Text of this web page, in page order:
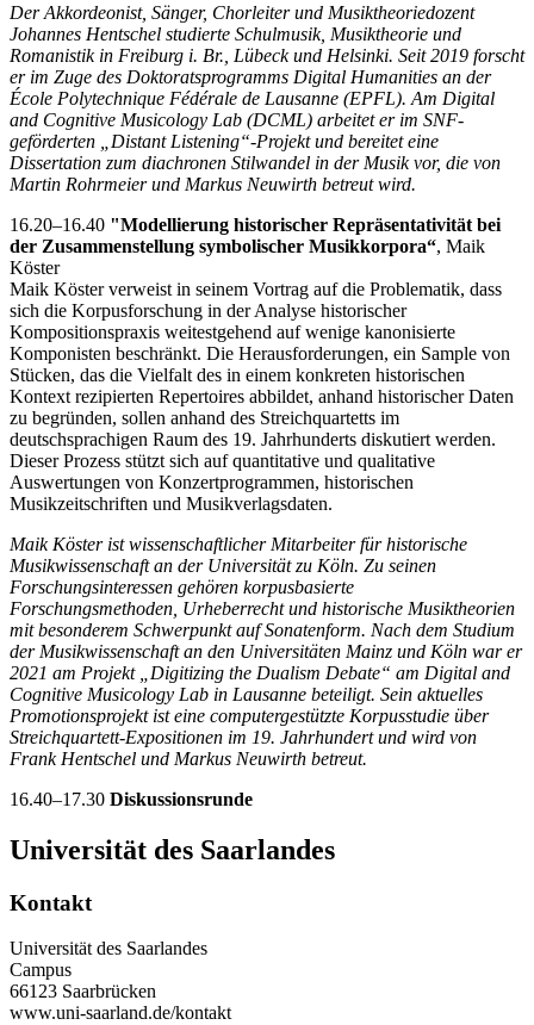
Der Akkordeonist, Sänger, Chorleiter und Musiktheoriedozent
Johannes Hentschel studierte Schulmusik, Musiktheorie und
Romanistik in Freiburg i. Br., Lübeck und Helsinki. Seit 2019 forscht
er im Zuge des Doktoratsprogramms Digital Humanities an der
École Polytechnique Fédérale de Lausanne (EPFL). Am Digital
and Cognitive Musicology Lab (DCML) arbeitet er im SNF-
geförderten „Distant Listening“-Projekt und bereitet eine
Dissertation zum diachronen Stilwandel in der Musik vor, die von
Martin Rohrmeier und Markus Neuwirth betreut wird.
16.20–16.40 "Modellierung historischer Repräsentativität bei
der Zusammenstellung symbolischer Musikkorpora“, Maik
Köster
Maik Köster verweist in seinem Vortrag auf die Problematik, dass
sich die Korpusforschung in der Analyse historischer
Kompositionspraxis weitestgehend auf wenige kanonisierte
Komponisten beschränkt. Die Herausforderungen, ein Sample von
Stücken, das die Vielfalt des in einem konkreten historischen
Kontext rezipierten Repertoires abbildet, anhand historischer Daten
zu begründen, sollen anhand des Streichquartetts im
deutschsprachigen Raum des 19. Jahrhunderts diskutiert werden.
Dieser Prozess stützt sich auf quantitative und qualitative
Auswertungen von Konzertprogrammen, historischen
Musikzeitschriften und Musikverlagsdaten.
Maik Köster ist wissenschaftlicher Mitarbeiter für historische
Musikwissenschaft an der Universität zu Köln. Zu seinen
Forschungsinteressen gehören korpusbasierte
Forschungsmethoden, Urheberrecht und historische Musiktheorien
mit besonderem Schwerpunkt auf Sonatenform. Nach dem Studium
der Musikwissenschaft an den Universitäten Mainz und Köln war er
2021 am Projekt „Digitizing the Dualism Debate“ am Digital and
Cognitive Musicology Lab in Lausanne beteiligt. Sein aktuelles
Promotionsprojekt ist eine computergestützte Korpusstudie über
Streichquartett-Expositionen im 19. Jahrhundert und wird von
Frank Hentschel und Markus Neuwirth betreut.
16.40–17.30 Diskussionsrunde
Universität des Saarlandes
Kontakt
Universität des Saarlandes
Campus
66123 Saarbrücken
www.uni-saarland.de/kontakt